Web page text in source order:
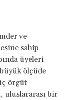
ve
sahip
üyeleri
ölçüde
örgüt
uluslararası bir